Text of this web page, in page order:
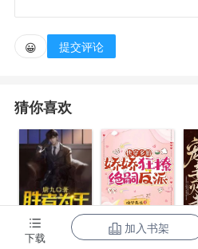
挣钱救长兄，但要短时间赚到
难。 好在她有金手指，可以
生意越做越大，西域骆驼大宛
要在丝绸之路开辟一方独属
有粮有武器，整个天下也能轻
😀 提交评论
猜你喜欢
陈东王楠楠
快穿多胎，娇
宠
下载
加入书架